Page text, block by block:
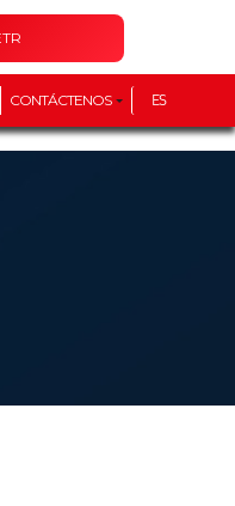
CONTÁCTENOS ES